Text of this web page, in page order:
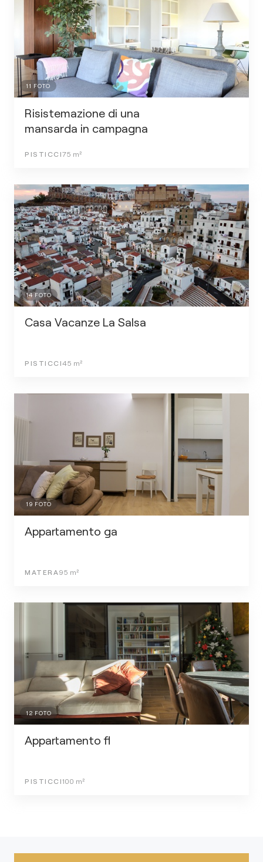
11 FOTO
Risistemazione di una
mansarda in campagna
PISTICCI75 m²
14FOTO
Casa Vacanze La Salsa
PISTICCI45 m²
19 FOTO
Appartamento ga
MATERA 95 m²
12 FOTO
Appartamento fl
PISTICCI100 m²